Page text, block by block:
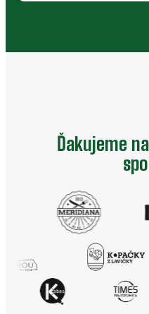
Ďakujeme